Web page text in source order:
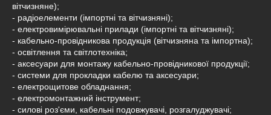
вітчизняне);
- радіоелементи (імпортні та вітчизняні);
- електровимірювальні прилади (імпортні та вітчизняні);
- кабельно-провідникова продукція (вітчизняна та імпортна);
- освітлення та світлотехніка;
- аксесуари для монтажу кабельно-провідникової продукції;
- системи для прокладки кабелю та аксесуари;
- електрощитове обладнання;
- електромонтажний інструмент;
- силові роз'єми, кабельні подовжувачі, розгалуджувачі;